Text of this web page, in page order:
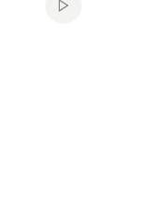
Włącz